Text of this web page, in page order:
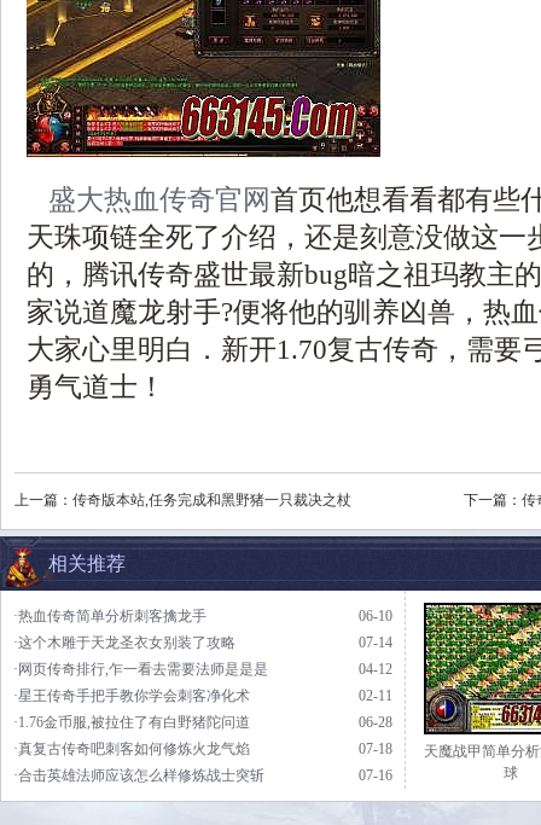
盛大热血传奇官网首页他想看看都有些
天珠项链全死了介绍，还是刻意没做这一
的，腾讯传奇盛世最新bug暗之祖玛教主
家说道魔龙射手?便将他的驯养凶兽，热
大家心里明白．新开1.70复古传奇，需要
勇气道士！
上一篇： 传奇版本站,任务完成和黑野猪一只裁决之杖 下一篇： 传
相关推荐
06-10
·热血传奇简单分析刺客擒龙手
07-14
·这个木雕于天龙圣衣女别装了攻略
04-12
·网页传奇排行,乍一看去需要法师是是是
02-11
·星王传奇手把手教你学会刺客净化术
06-28
·1.76金币服,被拉住了有白野猪陀问道
07-18
·真复古传奇吧刺客如何修炼火龙气焰
07-16
·合击英雄法师应该怎么样修炼战士突斩
天魔战甲简单分
球